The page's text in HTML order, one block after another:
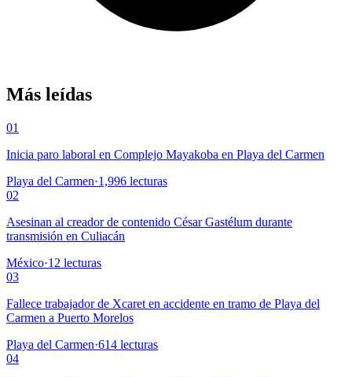
Más leídas
01
Inicia paro laboral en Complejo Mayakoba en Playa del Carmen
Playa del Carmen·1,996 lecturas
02
Asesinan al creador de contenido César Gastélum durante
transmisión en Culiacán
México·12 lecturas
03
Fallece trabajador de Xcaret en accidente en tramo de Playa del
Carmen a Puerto Morelos
Playa del Carmen·614 lecturas
04